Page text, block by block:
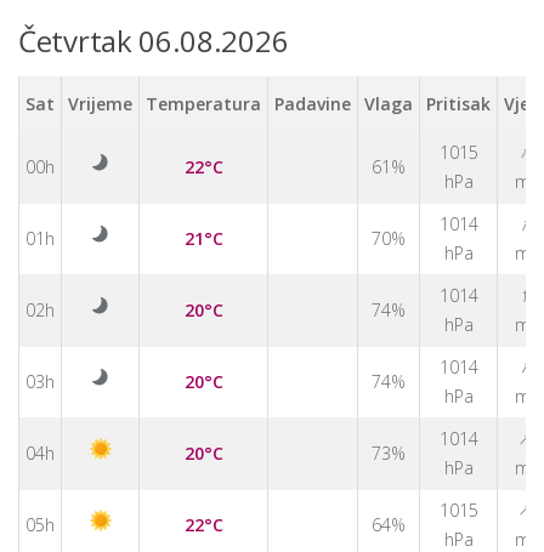
Četvrtak 06.08.2026
Sat Vrijeme Temperatura Padavine Vlaga Pritisak
00h 22°C 61%
1015
hPa
↑
m/s
01h 21°C 70%
1014
hPa
↑
m/s
02h 20°C 74%
1014
hPa
↑
m/s
03h 20°C 74%
1014
hPa
↑
m/s
04h 20°C 73%
1014
hPa
↑
m/s
05h 22°C 64%
1015
hPa
↑
m/s